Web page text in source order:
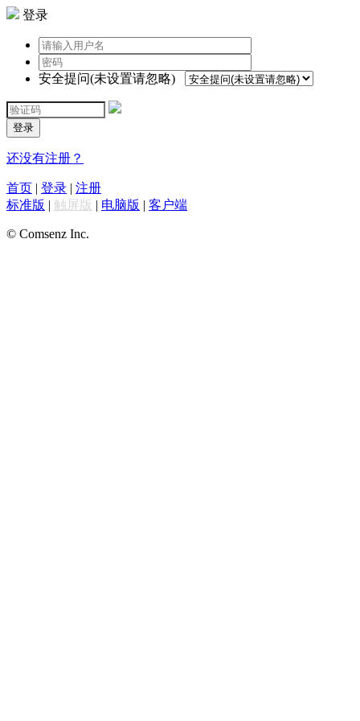
登录
安全提问(未设置请忽略)
登录
还没有注册？
首页 | 登录 | 注册
标准版 | 触屏版 | 电脑版 | 客户端
© Comsenz Inc.